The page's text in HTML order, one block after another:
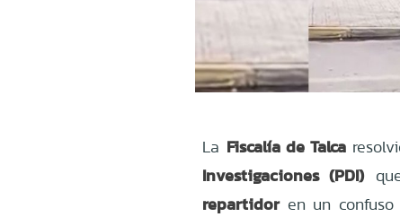
La Fiscalía de Talca
Investigaciones (PDI)
repartidoren un confuso